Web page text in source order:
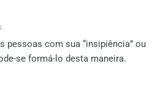
pessoas com sua “insipiência” ou
se formá-lo desta maneira.